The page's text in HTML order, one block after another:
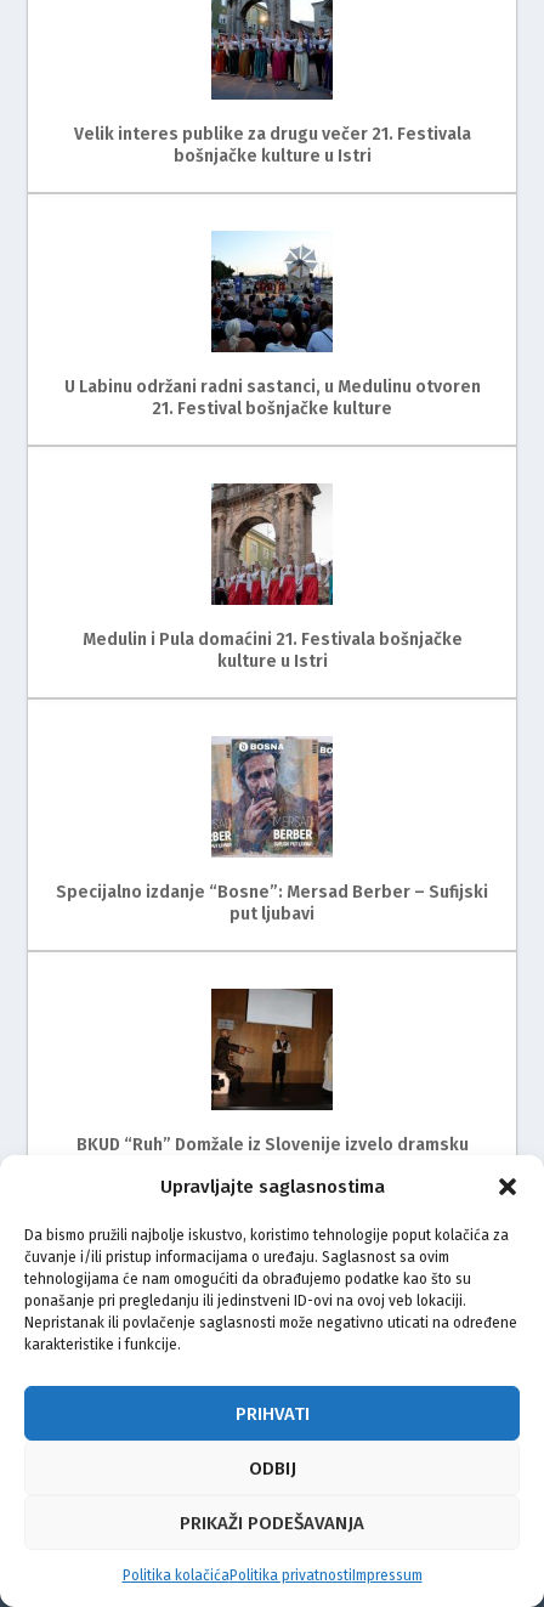
Upravljajte saglasnostima
Da bismo pružili najbolje iskustvo, koristimo tehnologije poput kolačića za
čuvanje i/ili pristup informacijama o uređaju. Saglasnost sa ovim
tehnologijama će nam omogućiti da obrađujemo podatke kao što su
ponašanje pri pregledanju ili jedinstveni ID-ovi na ovoj veb lokaciji.
Nepristanak ili povlačenje saglasnosti može negativno uticati na određene
karakteristike i funkcije.
PRIHVATI
ODBIJ
PRIKAŽI PODEŠAVANJA
Politika kolačićaPolitika privatnosti Impressum
Velik interes publike za drugu večer 21. Festivala
bošnjačke kulture u Istri
U Labinu održani radni sastanci, u Medulinu otvoren
21. Festival bošnjačke kulture
Medulin i Pula domaćini 21. Festivala bošnjačke
kulture u Istri
Specijalno izdanje “Bosne”: Mersad Berber – Sufijski
put ljubavi
BKUD “Ruh” Domžale iz Slovenije izvelo dramsku
riječkom publikom
BKUD Sevdah Zagreb uspješno organizirao II. smotru
folklora i kulturnog stvaralaštva